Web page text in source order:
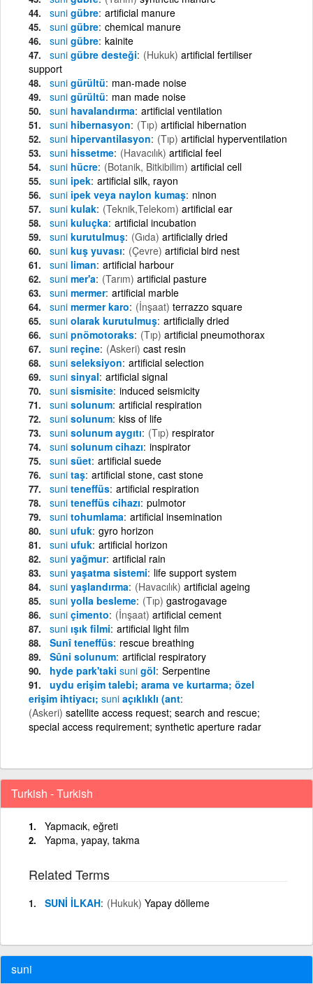
suni gübre artificial manure
suni gübre chemical manure
suni gübre kainite
suni gübre desteği (Hukuk) artificial fertiliser
support
suni gürültü man-made noise
suni gürültü man made noise
suni havalandırma artificial ventilation
suni hibernasyon (Tıp) artificial hibernation
suni hipervantilasyon (Tıp) artificial hyperventilation
suni hissetme (Havacılık) artificial feel
suni hücre (Botanik, Bitkibilim) artificial cell
suni ipek artificial silk, rayon
suni ipek veya naylon kumaş ninon
suni kulak (Teknik,Telekom) artificial ear
suni kuluçka artificial incubation
suni kurutulmuş (Gıda) artificially dried
suni kuş yuvası (Çevre) artificial bird nest
suni liman artificial harbour
suni mer'a (Tarım) artificial pasture
suni mermer artificial marble
suni mermer karo (İnşaat) terrazzo square
suni olarak kurutulmuş artificially dried
suni pnömotoraks (Tıp) artificial pneumothorax
suni reçine (Askeri) cast resin
suni seleksiyon artificial selection
suni sinyal artificial signal
suni sismisite induced seismicity
suni solunum artificial respiration
suni solunum kiss of life
suni solunum aygıtı (Tıp) respirator
suni solunum cihazı inspirator
suni süet artificial suede
suni taş artificial stone, cast stone
suni teneffüs artificial respiration
suni teneffüs cihazı pulmotor
suni tohumlama artificial insemination
suni ufuk gyro horizon
suni ufuk artificial horizon
suni yağmur artificial rain
suni yaşatma sistemi life support system
suni yaşlandırma (Havacılık) artificial ageing
suni yolla besleme (Tıp) gastrogavage
suni çimento (İnşaat) artificial cement
suni ışık filmi artificial light film
Sunî teneffüs rescue breathing
Sûni solunum artificial respiratory
hyde park'taki suni göl Serpentine
uydu erişim talebi; arama ve kurtarma; özel
erişim ihtiyacı; suni açıklıklı (ant
(Askeri) satellite access request; search and rescue;
special access requirement; synthetic aperture radar
Turkish - Turkish
Yapmacık, eğreti
Yapma, yapay, takma
Related Terms
SUNİ İLKAH (Hukuk) Yapay dölleme
suni